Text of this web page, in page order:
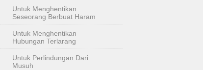
Untuk Menghentikan
Seseorang Berbuat Haram
Untuk Menghentikan
Hubungan Terlarang
Untuk Perlindungan Dari
Musuh